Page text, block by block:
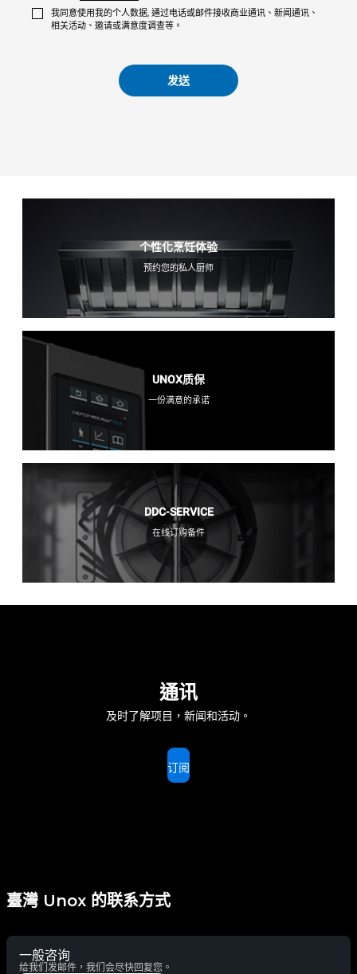
我同意使用我的个人数据, 通过电话或邮件接收商业通讯、新闻通讯、
相关活动、邀请或满意度调查等。
发送
个性化烹饪体验
预约您的私人厨师
UNOX质保
一份满意的承诺
DDC-SERVICE
在线订购备件
通讯
及时了解项目，新闻和活动。
订阅
臺灣 Unox 的联系方式
一般咨询
给我们发邮件，我们会尽快回复您。